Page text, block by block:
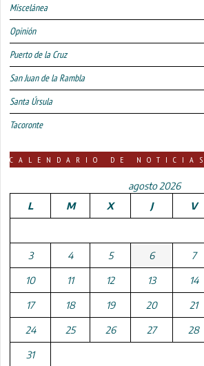
Miscelánea
Opinión
Puerto de la Cruz
San Juan de la Rambla
Santa Úrsula
Tacoronte
CALENDARIO DE NOTICIAS
agosto 2026
L
M X J V
3 4 5 6 7
10 11 12 13 14
17 18 19 20 21
24 25 26 27 28
31